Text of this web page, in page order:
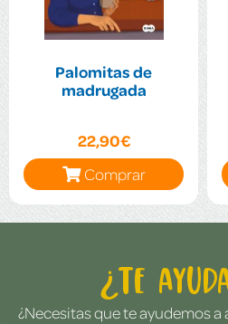
Palomitas de
madrugada
22,90€
Comprar
¿Te
¿Necesitas que te ayudemos a